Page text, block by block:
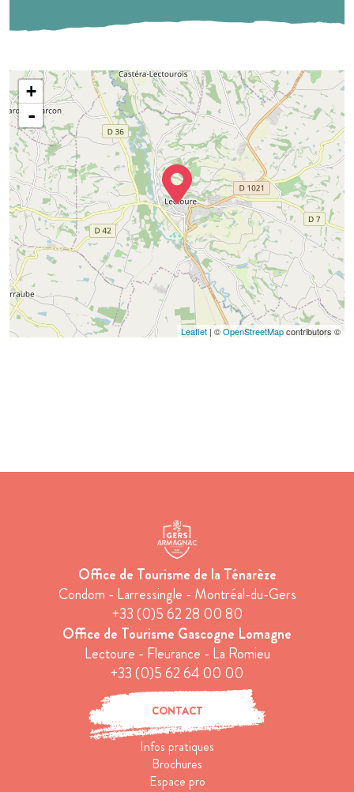
+
-
Leaflet | ©OpenStreetMapcontributors ©
Office de Tourisme de la Ténarèze
Condom - Larressingle - Montréal-du-Gers
+33 (0)5 62 28 00 80
Office de Tourisme Gascogne Lomagne
Lectoure - Fleurance - La Romieu
+33 (0)5 62 64 00 00
CONTACT
Infos pratiques
Brochures
Espace pro